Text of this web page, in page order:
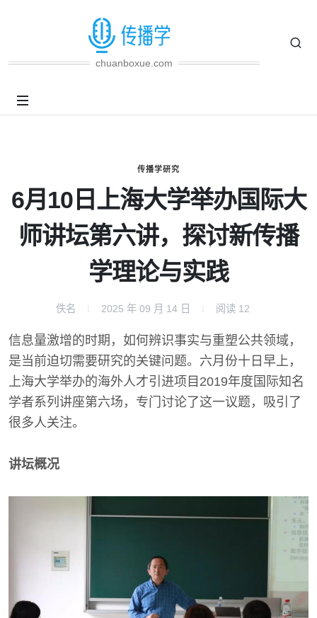
chuanboxue.com
传播学研究
6月10日上海大学举办国际大
师讲坛第六讲，探讨新传播
学理论与实践
佚名 2025 年 09 月 14 日 阅读 12
信息量激增的时期，如何辨识事实与重塑公共领域，
是当前迫切需要研究的关键问题。六月份十日早上，
上海大学举办的海外人才引进项目2019年度国际知名
学者系列讲座第六场，专门讨论了这一议题，吸引了
很多人关注。
讲坛概况